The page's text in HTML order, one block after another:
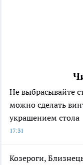
Не выбрасывайте
можно сделать
украшением стола
17:31
Козероги,